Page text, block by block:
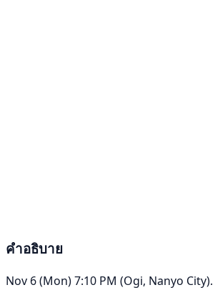
คำอธิบาย
Nov 6 (Mon) 7:10 PM (Ogi, Nanyo City).